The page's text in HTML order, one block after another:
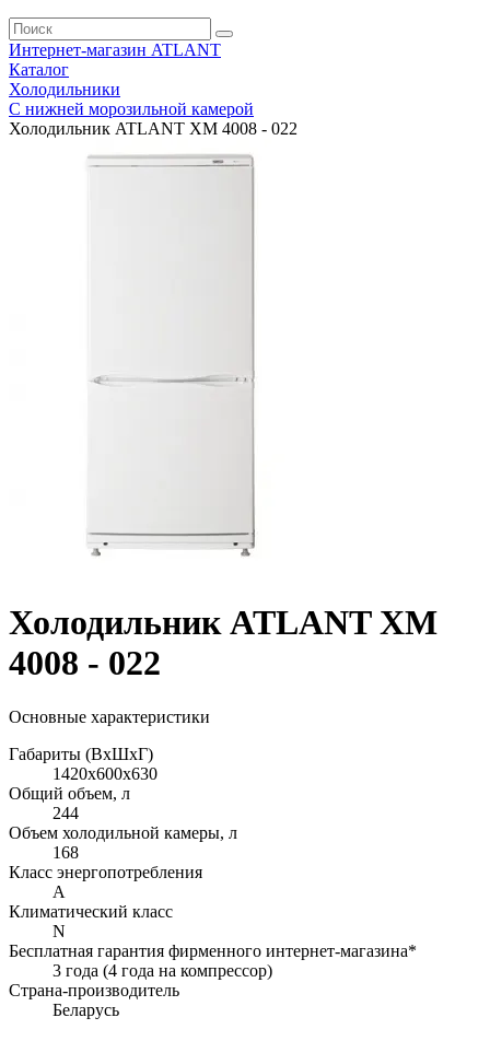
Интернет-магазин ATLANT
Каталог
Холодильники
С нижней морозильной камерой
Холодильник ATLANT ХМ 4008 - 022
Холодильник ATLANT ХМ
4008 - 022
Основные характеристики
Габариты (ВхШхГ)
1420x600x630
Общий объем, л
244
Объем холодильной камеры, л
168
Класс энергопотребления
A
Климатический класс
N
Бесплатная гарантия фирменного интернет-магазина*
3 года (4 года на компрессор)
Страна-производитель
Беларусь